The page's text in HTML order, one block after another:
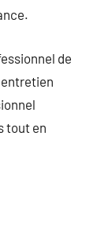
de
tout en